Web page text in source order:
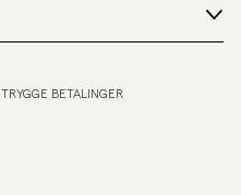
TRYGGE BETALINGER